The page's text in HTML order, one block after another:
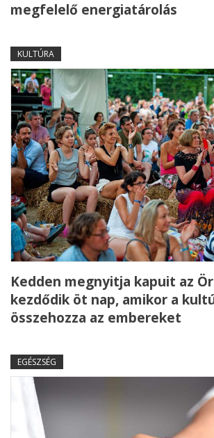
megfelelő energiatárolás
KULTÚRA
Kedden megnyitja kapuit az
kezdődik öt nap, amikor a
összehozza az embereket
EGÉSZSÉG